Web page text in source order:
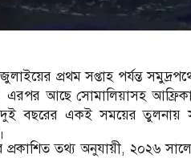
প্রথম সপ্তাহ পর্যন্ত
এরপর আছে সোমালিয়াসহ
দুই বছরের একই সময়ের তুলনায়
প্রকাশিত তথ্য অনুযায়ী, ২০২৬